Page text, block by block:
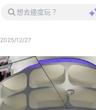
2025/12/27